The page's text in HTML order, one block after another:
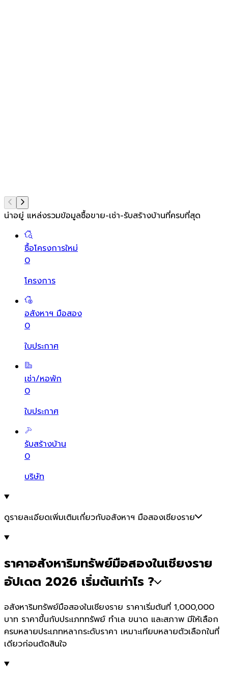
น่าอยู่ แหล่งรวมข้อมูลซื้อขาย-เช่า-รับสร้างบ้านที่ครบที่สุด
ซื้อโครงการใหม่
0
โครงการ
อสังหาฯ มือสอง
0
ใบประกาศ
เช่า/หอพัก
0
ใบประกาศ
รับสร้างบ้าน
0
บริษัท
ดูรายละเอียดเพิ่มเติมเกี่ยวกับอสังหาฯ มือสองเชียงราย
ราคาอสังหาริมทรัพย์มือสองในเชียงราย
อัปเดต 2026 เริ่มต้นเท่าไร ?
อสังหาริมทรัพย์มือสองในเชียงราย ราคาเริ่มต้นที่ 1,000,000
บาท ราคาขึ้นกับประเภททรัพย์ ทำเล ขนาด และสภาพ มีให้เลือก
ครบหลายประเภทหลากระดับราคา เหมาะเทียบหลายตัวเลือกในที่
เดียวก่อนตัดสินใจ